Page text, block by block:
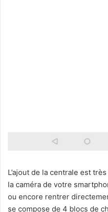
L’ajout de la centrale est
la caméra de votre
ou encore rentrer
se compose de 4 blocs de